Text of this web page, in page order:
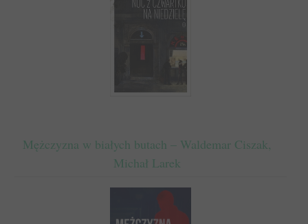
Mężczyzna w białych butach – Waldemar Ciszak,
Michał Larek